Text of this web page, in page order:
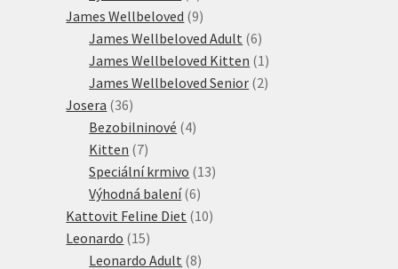
produktů
James Wellbeloved 99
produktů
James Wellbeloved Adult 66
produktů
James Wellbeloved Kitten 1 1
produkt
James Wellbeloved Senior 22
Josera 3636
produktů
Bezobilninové 44
Kitten 77
produktů
Speciální krmivo 1313
Výhodná balení 66
produktů
Kattovit Feline Diet 1010
Leonardo 1515
produktů
Leonardo Adult 88